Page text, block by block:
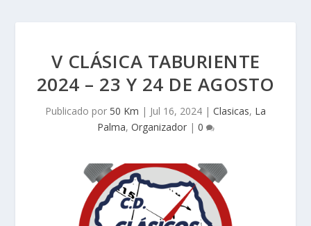
V CLÁSICA TABURIENTE
2024 – 23 Y 24 DE AGOSTO
Publicado por 50 Km | Jul 16, 2024 | Clasicas, La
Palma, Organizador| 0